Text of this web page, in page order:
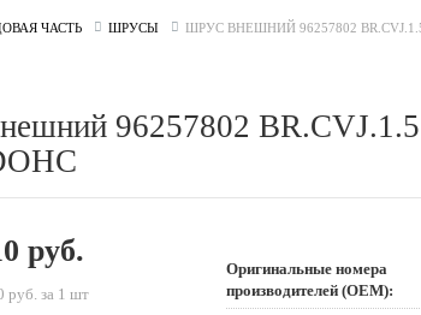
ЧАСТЬ ШРУСЫ ШРУС ВНЕШНИЙ 96257802
96257802
руб.
руб. за 1 шт
Оригинальные номера
производителей (OEM):